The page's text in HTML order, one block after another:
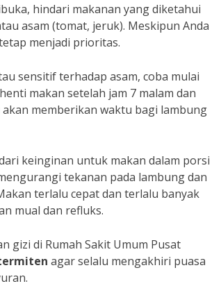
hindari makanan yang diketahui
asam (tomat, jeruk). Meskipun Anda
menjadi prioritas.
sensitif terhadap asam, coba mulai
makan setelah jam 7 malam dan
memberikan waktu bagi lambung
keinginan untuk makan dalam porsi
tekanan pada lambung dan
terlalu cepat dan terlalu banyak
mual dan refluks.
gizi di Rumah Sakit Umum Pusat
agar selalu mengakhiri puasa